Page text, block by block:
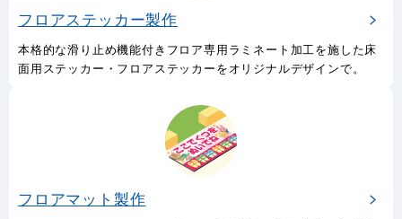
フロアステッカー製作
本格的な滑り止め機能付きフロア専用ラミネート加工を施した床
面用ステッカー・フロアステッカーをオリジナルデザインで。
フロアマット製作